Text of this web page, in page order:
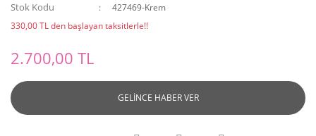
Stok Kodu
427469-Krem
330,00 TL den başlayan taksitlerle!!
2.700,00 TL
GELİNCE HABER VER